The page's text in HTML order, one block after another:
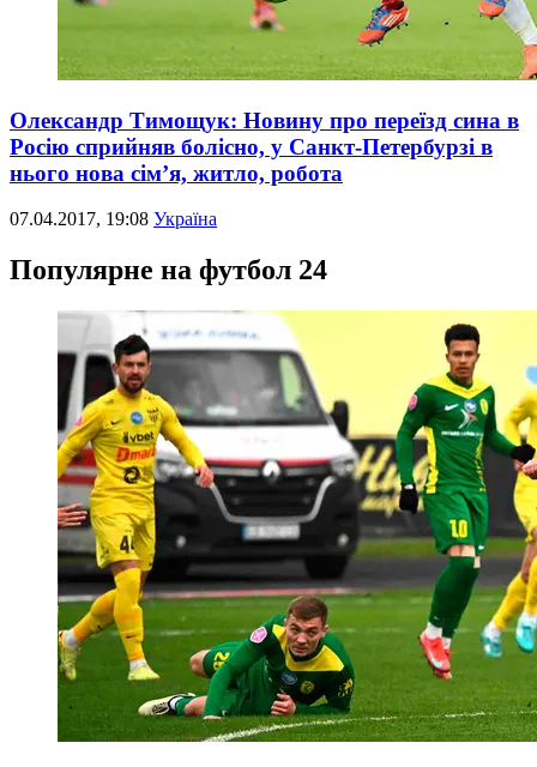
Олександр Тимощук: Новину про переїзд сина в
Росію сприйняв болісно, у Санкт-Петербурзі в
нього нова сім’я, житло, робота
07.04.2017, 19:08 Україна
Популярне на футбол 24